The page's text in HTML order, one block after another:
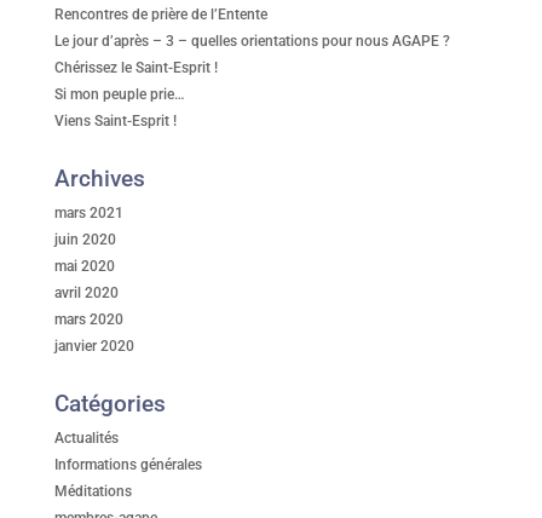
Rencontres de prière de l’Entente
Le jour d’après – 3 – quelles orientations pour nous AGAPE ?
Chérissez le Saint-Esprit !
Si mon peuple prie…
Viens Saint-Esprit !
Archives
mars 2021
juin 2020
mai 2020
avril 2020
mars 2020
janvier 2020
Catégories
Actualités
Informations générales
Méditations